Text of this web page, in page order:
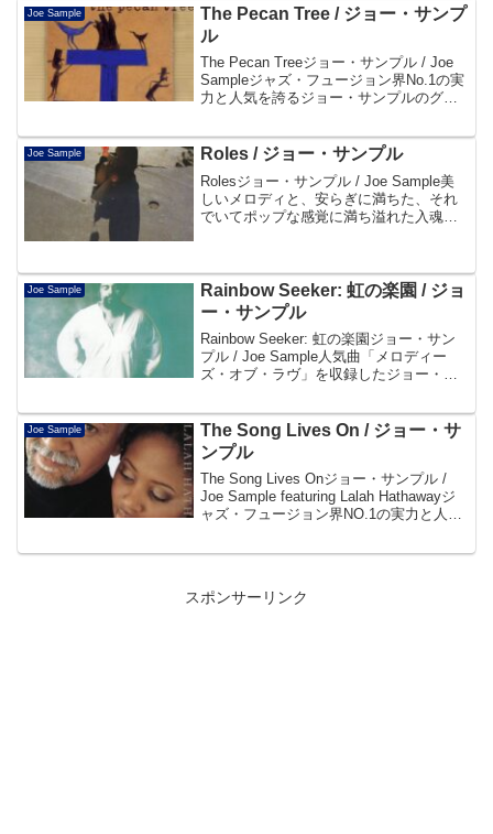
ア...
Joe Sample
The Pecan Tree / ジョー・サンプ
ル
The Pecan Treeジョー・サンプル / Joe
Sampleジャズ・フュージョン界No.1の実
力と人気を誇るジョー・サンプルのグル
ォーカルに元シャラマーのハワード・ヒ
ューイット、新進女性R&B...
Joe Sample Roles / ジョー・サンプル
Rolesジョー・サンプル / Joe Sample美
しいメロディと、安らぎに満ちた、それ
でいてポップな感覚に満ち溢れた入魂の
Joe Sample
Rainbow Seeker: 虹の楽園 / ジョ
ー・サンプル
Rainbow Seeker: 虹の楽園ジョー・サン
プル / Joe Sample人気曲「メロディー
ズ・オブ・ラヴ」を収録したジョー・サ
Disc101. Rainbow Seeker 5:2302. In...
Joe Sample
The Song Lives On / ジョー・サ
ンプル
The Song Lives Onジョー・サンプル /
Joe Sample featuring Lalah Hathawayジ
ャズ・フュージョン界NO.1の実力と人気
ウェイのヴォーカルが全面にフィーチ
スポンサーリンク